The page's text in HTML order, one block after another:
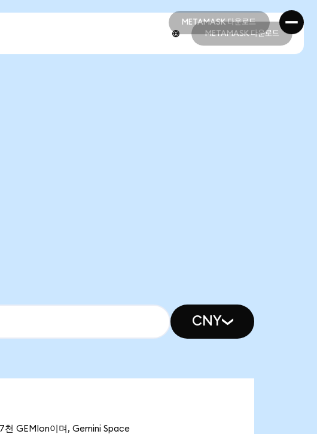
METAMASK 다운로드
METAMASK 다운로드
METAMASK 다운로드
CNY
GEMIon이며, Gemini Space